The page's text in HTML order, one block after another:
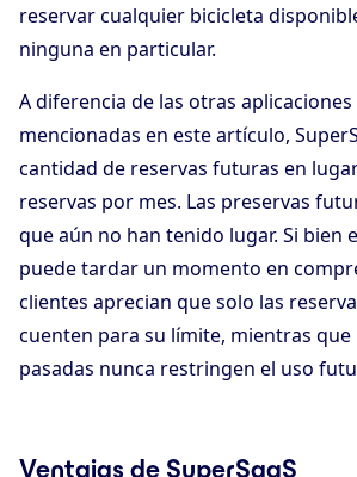
reservar cualquier bicicleta
ninguna en particular.
A diferencia de las otras
mencionadas en este artículo,
cantidad de reservas futuras en
reservas por mes. Las preservas
que aún no han tenido lugar. Si bien
puede tardar un momento en
clientes aprecian que solo las
cuenten para su límite, mientras que
pasadas nunca restringen el uso
Ventajas de SuperSaaS